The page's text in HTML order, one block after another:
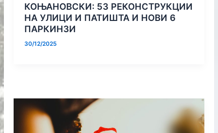
КОЊАНОВСКИ: 53 РЕКОНСТРУКЦИИ
НА УЛИЦИ И ПАТИШТА И НОВИ 6
ПАРКИНЗИ
30/12/2025